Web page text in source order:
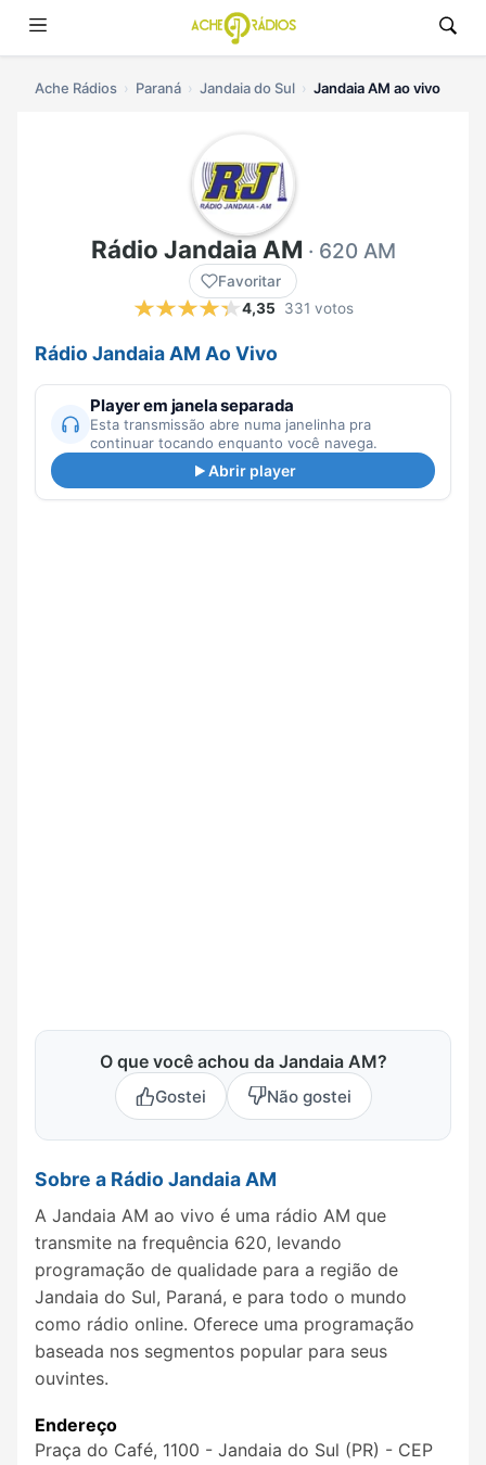
Ache Rádios Paraná Jandaia do Sul Jandaia AM ao vivo
Rádio Jandaia AM · 620 AM
Favoritar
4,35
331 votos
Rádio Jandaia AM Ao Vivo
Player em janela separada
Esta transmissão abre numa janelinha pra
continuar tocando enquanto você navega.
Abrir player
O que você achou da Jandaia AM?
Gostei Não gostei
Sobre a Rádio Jandaia AM
A Jandaia AM ao vivo é uma rádio AM que
transmite na frequência 620, levando
programação de qualidade para a região de
Jandaia do Sul, Paraná, e para todo o mundo
como rádio online. Oferece uma programação
baseada nos segmentos popular para seus
ouvintes.
Endereço
Praça do Café, 1100 - Jandaia do Sul (PR) - CEP